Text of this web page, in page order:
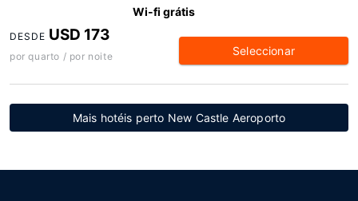
Wi-fi grátis
DESDE USD 173
por quarto / por noite Seleccionar
Mais hotéis perto New Castle Aeroporto